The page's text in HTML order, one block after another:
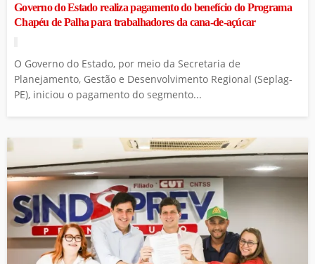
Governo do Estado realiza pagamento do benefício do Programa
Chapéu de Palha para trabalhadores da cana-de-açúcar
O Governo do Estado, por meio da Secretaria de
Planejamento, Gestão e Desenvolvimento Regional (Seplag-
PE), iniciou o pagamento do segmento...